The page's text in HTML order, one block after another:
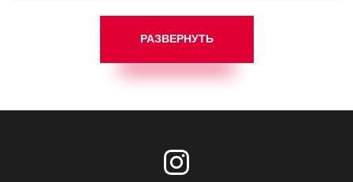
РАЗВЕРНУТЬ